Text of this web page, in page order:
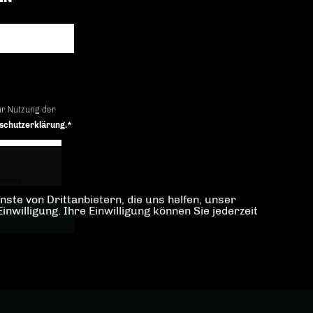
Nutzung der
von Drittanbietern, die uns helfen, unser
Ihre Einwilligung können Sie jederzeit